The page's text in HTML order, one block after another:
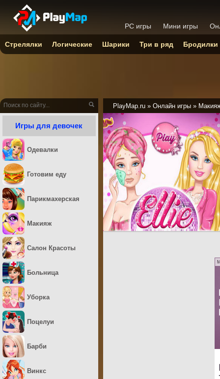
PlayMap.ru » Онлайн игры »
Игры для девочек
Одевалки
Готовим еду
Парикмахерская
Макияж
Салон Красоты
Больница
Уборка
Поцелуи
Барби
Винкс
PC игры Мини игры
Стрелялки Логические Шарики Три в ряд Бродилки